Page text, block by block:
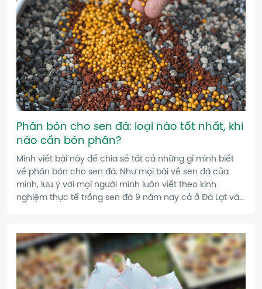
Phân bón cho sen đá: loại nào tốt nhất, khi
nào cần bón phân?
Mình viết bài này để chia sẻ tất cả những gì mình biết
về phân bón cho sen đá. Như mọi bài về sen đá của
mình, lưu ý với mọi người mình luôn viết theo kinh
nghiệm thực tế trồng sen đá 9 năm nay cả ở Đà Lạt và